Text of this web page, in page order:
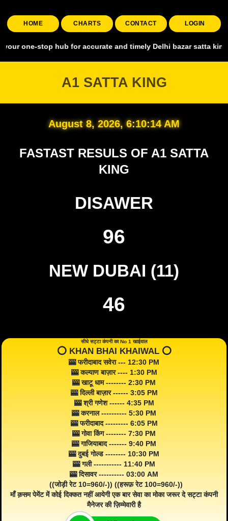
HOME CHARTS CONTACT LOGIN
hub for accurate and timely Delhi bazar satta king,
A1 SATTA KING
August 8, 2026, 6:10:15 AM
FASTAST RESULS OF A1 SATTA
KING
DISAWER
96
NEW DUBAI (11)
46
सीधे सट्टा कंपनी का No 1 खाईवाल
⭕️ KHAN BHAI KHAIWAL ⭕️
🎰 फरीदाबाद सवेरा --- 12:30 PM
🎰 कल्याण बाज़ार ---- 1:30 PM
🎰 खाटू धाम -------- 2:30 PM
🎰 दिल्ली बाज़ार ------ 3:05 PM
🎰 श्री गणेश ------ 4:35 PM
🎰 करनाल ---------- 5:30 PM
🎰 फरीदाबाद --------- 6:05 PM
🎰 गोवा किंग -------- 7:30 PM
🎰 गाजियाबाद ------- 9:40 PM
🎰 दुबई गोल्ड -------- 10:30 PM
🎰 गली ----------- 11:40 PM
🎰 दिसावर ---------- 03:00 AM
((जोड़ी रेट 10=960/-)) ((हरूफ़ रेट 100=960/-))
माँ क़सम पेमेंट में कोई दिक्कत नहीं आयेगी एक बार सेवा का मोका जरूर दे सट्टा कंपनी
मैनेजर की ज़िम्मेवारी है